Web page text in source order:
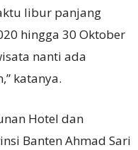
libur panjang
hingga 30 Oktober
nanti ada
katanya.
Hotel dan
Banten Ahmad Sari